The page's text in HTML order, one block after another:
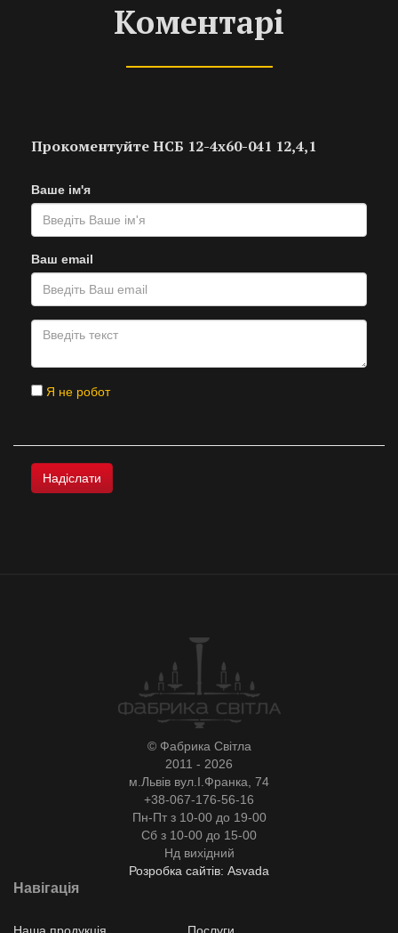
Коментарі
Прокоментуйте НСБ 12-4х60-041 12,4,1
Ваше ім'я
Ваш email
Я не робот
© Фабрика Світла
2011 - 2026
м.Львів вул.І.Франка, 74
+38-067-176-56-16
Пн-Пт з 10-00 до 19-00
Сб з 10-00 до 15-00
Нд вихідний
Розробка сайтів: Asvada
Навігація